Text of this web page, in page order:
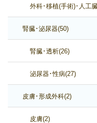
外科･移植(手術)･人工
腎臓･泌尿器(50)
腎臓･透析(26)
泌尿器･性病(27)
皮膚･形成外科(2)
皮膚(2)